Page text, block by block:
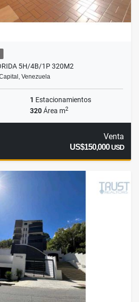
5H/4B/1P 320M2
Venezuela
1 Estacionamientos
320Área m2
Venta
US$150,000USD